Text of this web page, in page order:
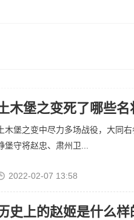
木堡之变死了哪些名
木堡之变中尽力多场战役，大同
堡守将赵忠、肃州卫...
2022-02-07 13:58
史上的赵姬是什么样